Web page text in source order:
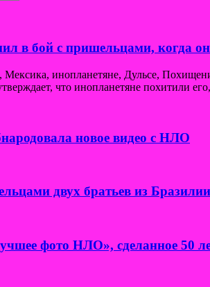
в бой с пришельцами, когда
инопланетяне, Дульсе,
что инопланетяне похитили
новое видео с НЛО
двух братьев из Бразилии
фото НЛО», сделанное 50